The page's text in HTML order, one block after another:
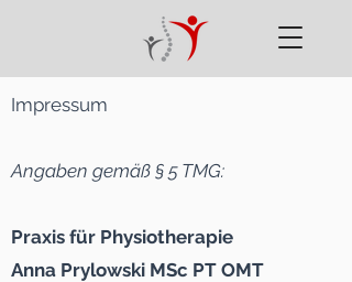
Impressum
Angaben gemäß § 5 TMG:
Praxis für Physiotherapie
Anna Prylowski MSc PT OMT